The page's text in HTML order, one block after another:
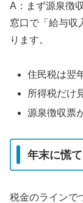
A：まず源泉徴
窓口で「給与収
ります。
住民税は翌
所得税だけ
源泉徴収票
年末に慌
税金のラインで